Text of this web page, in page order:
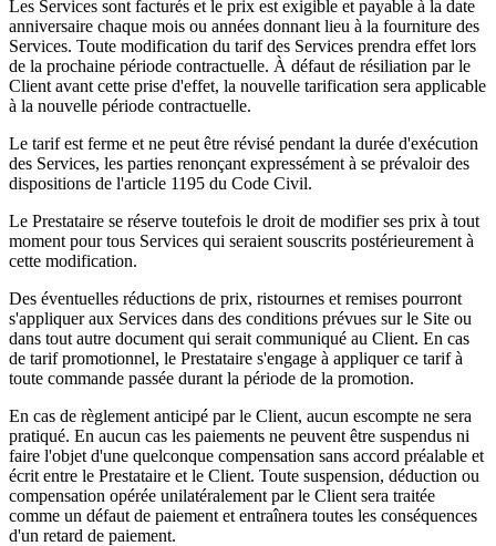
Les Services sont facturés et le prix est exigible et payable à la date
anniversaire chaque mois ou années donnant lieu à la fourniture des
Services. Toute modification du tarif des Services prendra effet lors
de la prochaine période contractuelle. À défaut de résiliation par le
Client avant cette prise d'effet, la nouvelle tarification sera applicable
à la nouvelle période contractuelle.
Le tarif est ferme et ne peut être révisé pendant la durée d'exécution
des Services, les parties renonçant expressément à se prévaloir des
dispositions de l'article 1195 du Code Civil.
Le Prestataire se réserve toutefois le droit de modifier ses prix à tout
moment pour tous Services qui seraient souscrits postérieurement à
cette modification.
Des éventuelles réductions de prix, ristournes et remises pourront
s'appliquer aux Services dans des conditions prévues sur le Site ou
dans tout autre document qui serait communiqué au Client. En cas
de tarif promotionnel, le Prestataire s'engage à appliquer ce tarif à
toute commande passée durant la période de la promotion.
En cas de règlement anticipé par le Client, aucun escompte ne sera
pratiqué. En aucun cas les paiements ne peuvent être suspendus ni
faire l'objet d'une quelconque compensation sans accord préalable et
écrit entre le Prestataire et le Client. Toute suspension, déduction ou
compensation opérée unilatéralement par le Client sera traitée
comme un défaut de paiement et entraînera toutes les conséquences
d'un retard de paiement.